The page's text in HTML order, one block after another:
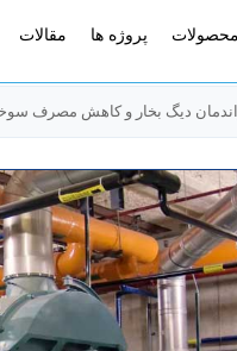
محصولات پروژه ها مقالات
دیگ بخار و کاهش مصرف